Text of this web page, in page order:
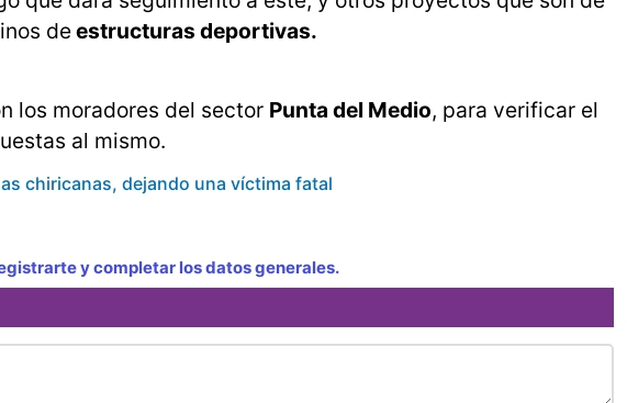
deestructuras deportivas.
los moradores del sector Punta del Medio, para verificar el
al mismo.
chiricanas, dejando una víctima fatal
y completar los datos generales.